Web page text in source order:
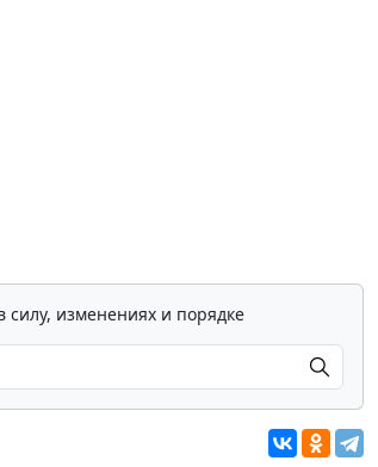
силу, изменениях и порядке